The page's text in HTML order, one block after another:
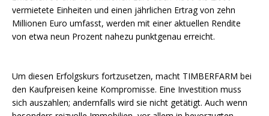
vermietete Einheiten und einen jährlichen Ertrag von zehn
Millionen Euro umfasst, werden mit einer aktuellen Rendite
von etwa neun Prozent nahezu punktgenau erreicht.
Um diesen Erfolgskurs fortzusetzen, macht TIMBERFARM bei
den Kaufpreisen keine Kompromisse. Eine Investition muss
sich auszahlen; andernfalls wird sie nicht getätigt. Auch wenn